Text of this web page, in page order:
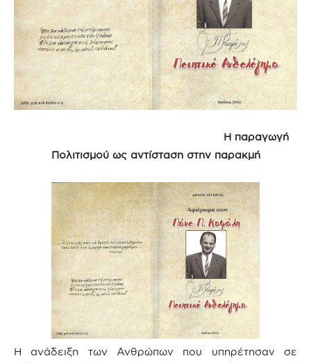
Η παραγωγή
Πολιτισμού ως αντίσταση στην παρακμή
Η ανάδειξη των Ανθρώπων που υπηρέτησαν σε